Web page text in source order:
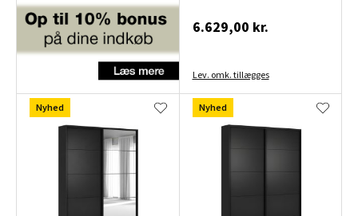
6.629,00 kr.
Lev. omk. tillægges
Nyhed Nyhed